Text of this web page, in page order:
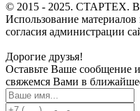
© 2015 - 2025. СТАРТЕХ.
Использование
согласия администрации
Дорогие друзья!
Оставьте Ваше сообщение
свяжемся Вами в